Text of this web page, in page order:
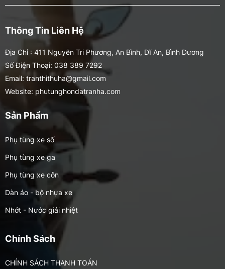
Thông Tin Liên Hệ
Địa Chỉ : 411 Nguyễn Tri Phương, An Bình, Dĩ An, Bình Dương
Số Điện Thoại: 038 389 7292
Email: tranthithuha@gmail.com
Website: phutunghondatranha.com
Sản Phẩm
Phụ tùng xe số
Phụ tùng xe ga
Phụ tùng xe côn
Dàn áo - bộ nhựa xe
Nhớt - Nước giải nhiệt
Chính Sách
CHÍNH SÁCH THANH TOÁN